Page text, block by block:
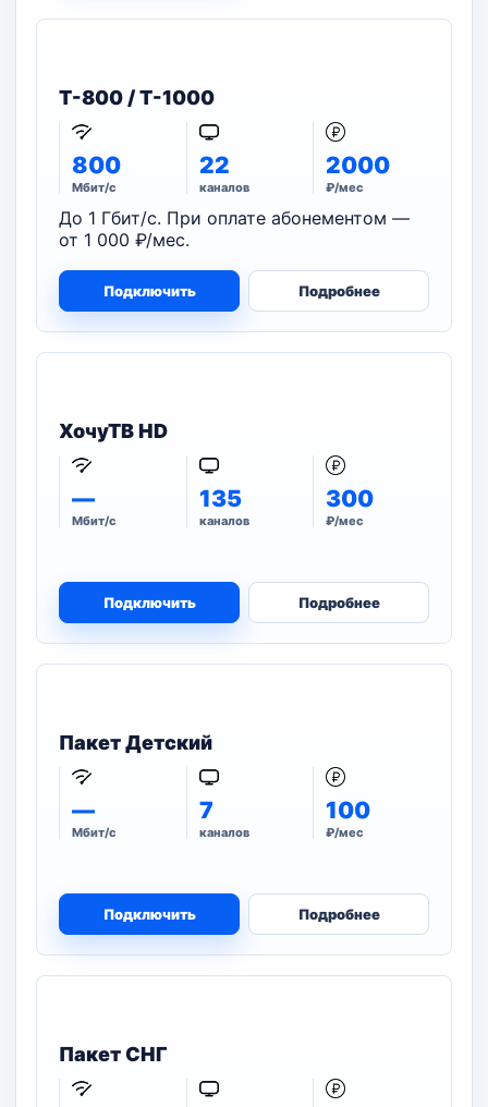
T-800 / T-1000
800
Мбит/с
22
каналов
2000
₽/мес
До 1 Гбит/с. При оплате абонементом —
от 1 000 ₽/мес.
Подключить Подробнее
ХочуТВ HD
—
Мбит/с
135
каналов
300
₽/мес
Подключить Подробнее
Пакет Детский
—
Мбит/с
7
каналов
100
₽/мес
Подключить Подробнее
Пакет СНГ